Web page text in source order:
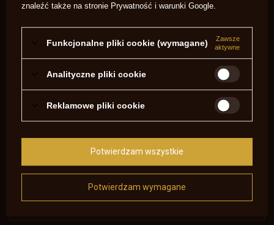
Twoja ocena:
5/5
Treść twojej opinii
Dodaj własne zdjęcie produktu:
znaleźć także na stronie Prywatność i warunki Google
Funkcjonalne pliki cookie (wymagane)
Zawsze
aktywne
Analityczne pliki cookie
Reklamowe pliki cookie
Potwierdzam wymagane
Potwierdzam wszystkie